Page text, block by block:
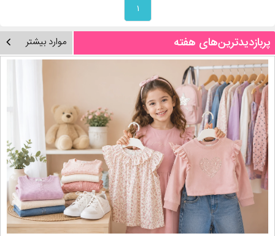
۱
پربازدیدترین‌های هفته موارد بیشتر